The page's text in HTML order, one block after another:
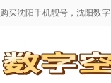
购买沈阳手机靓号，沈阳数